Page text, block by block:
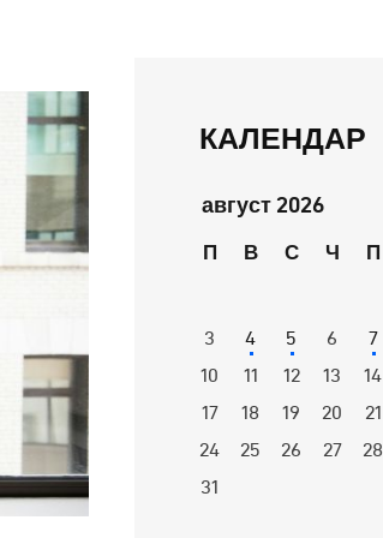
КАЛЕНДАР
август 2026
П В С Ч П
3
4 5 6 7
10
11 12 13 14
17
18 19 20 21
24
25 26 27 28
31